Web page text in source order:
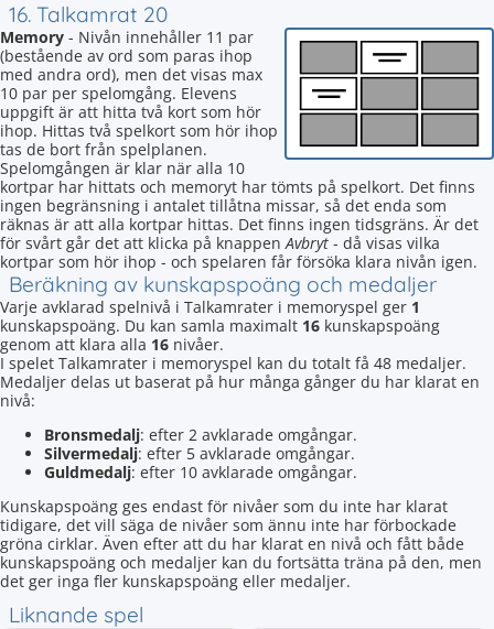
16. Talkamrat 20
Memory - Nivån innehåller 11 par
(bestående av ord som paras ihop
med andra ord), men det visas max
10 par per spelomgång. Elevens
uppgift är att hitta två kort som hör
ihop. Hittas två spelkort som hör ihop
tas de bort från spelplanen.
Spelomgången är klar när alla 10
kortpar har hittats och memoryt har tömts på spelkort. Det finns
ingen begränsning i antalet tillåtna missar, så det enda som
räknas är att alla kortpar hittas. Det finns ingen tidsgräns. Är det
för svårt går det att klicka på knappenAvbryt - då visas vilka
kortpar som hör ihop - och spelaren får försöka klara nivån igen.
Beräkning av kunskapspoäng och medaljer
Varje avklarad spelnivå i Talkamrater i memoryspel ger 1
kunskapspoäng. Du kan samla maximalt 16 kunskapspoäng
genom att klara alla 16 nivåer.
I spelet Talkamrater i memoryspel kan du totalt få 48 medaljer.
Medaljer delas ut baserat på hur många gånger du har klarat en
nivå:
Bronsmedalj: efter 2 avklarade omgångar.
Silvermedalj: efter 5 avklarade omgångar.
Guldmedalj: efter 10 avklarade omgångar.
Kunskapspoäng ges endast för nivåer som du inte har klarat
tidigare, det vill säga de nivåer som ännu inte har förbockade
gröna cirklar. Även efter att du har klarat en nivå och fått både
kunskapspoäng och medaljer kan du fortsätta träna på den, men
det ger inga fler kunskapspoäng eller medaljer.
Liknande spel